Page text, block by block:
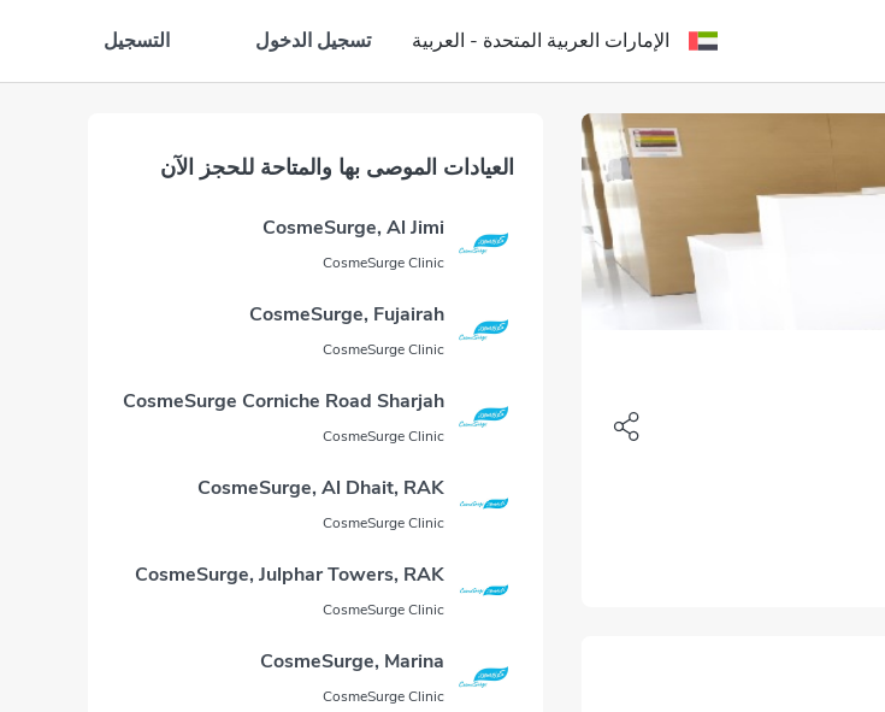
الإمارات العربية المتحدة - العربية تسجيل الدخول التسجيل
العيادات الموصى بها والمتاحة للحجز الآن
CosmeSurge, Al Jimi
CosmeSurge Clinic
CosmeSurge, Fujairah
CosmeSurge Clinic
CosmeSurge Corniche Road Sharjah
CosmeSurge Clinic
CosmeSurge, Al Dhait, RAK
CosmeSurge Clinic
CosmeSurge, Julphar Towers, RAK
CosmeSurge Clinic
CosmeSurge, Marina
CosmeSurge Clinic